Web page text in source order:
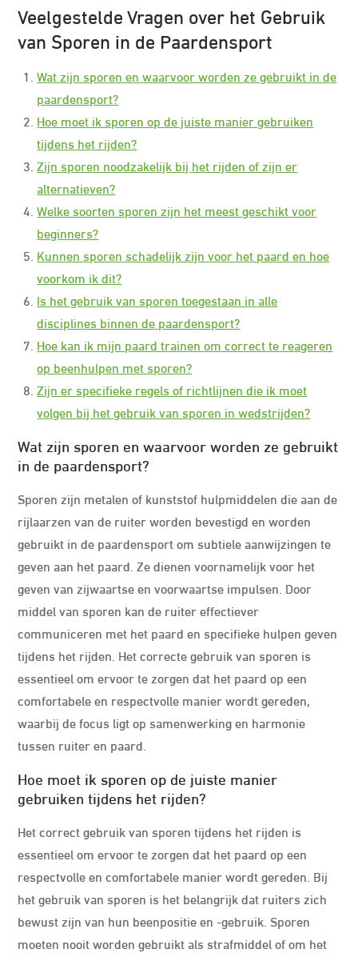
Veelgestelde Vragen over het Gebruik
van Sporen in de Paardensport
Wat zijn sporen en waarvoor worden ze gebruikt in de
paardensport?
Hoe moet ik sporen op de juiste manier gebruiken
tijdens het rijden?
Zijn sporen noodzakelijk bij het rijden of zijn er
alternatieven?
Welke soorten sporen zijn het meest geschikt voor
beginners?
Kunnen sporen schadelijk zijn voor het paard en hoe
voorkom ik dit?
Is het gebruik van sporen toegestaan in alle
disciplines binnen de paardensport?
Hoe kan ik mijn paard trainen om correct te reageren
op beenhulpen met sporen?
Zijn er specifieke regels of richtlijnen die ik moet
volgen bij het gebruik van sporen in wedstrijden?
Wat zijn sporen en waarvoor worden ze gebruikt
in de paardensport?
Sporen zijn metalen of kunststof hulpmiddelen die aan de
rijlaarzen van de ruiter worden bevestigd en worden
gebruikt in de paardensport om subtiele aanwijzingen te
geven aan het paard. Ze dienen voornamelijk voor het
geven van zijwaartse en voorwaartse impulsen. Door
middel van sporen kan de ruiter effectiever
communiceren met het paard en specifieke hulpen geven
tijdens het rijden. Het correcte gebruik van sporen is
essentieel om ervoor te zorgen dat het paard op een
comfortabele en respectvolle manier wordt gereden,
waarbij de focus ligt op samenwerking en harmonie
tussen ruiter en paard.
Hoe moet ik sporen op de juiste manier
gebruiken tijdens het rijden?
Het correct gebruik van sporen tijdens het rijden is
essentieel om ervoor te zorgen dat het paard op een
respectvolle en comfortabele manier wordt gereden. Bij
het gebruik van sporen is het belangrijk dat ruiters zich
bewust zijn van hun beenpositie en -gebruik. Sporen
moeten nooit worden gebruikt als strafmiddel of om het